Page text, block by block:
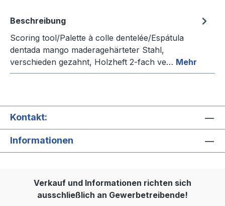
Beschreibung
Scoring tool/Palette à colle dentelée/Espátula
dentada mango maderagehärteter Stahl,
verschieden gezahnt, Holzheft 2-fach ve… Mehr
Kontakt:
Informationen
Verkauf und Informationen richten sich
ausschließlich an Gewerbetreibende!